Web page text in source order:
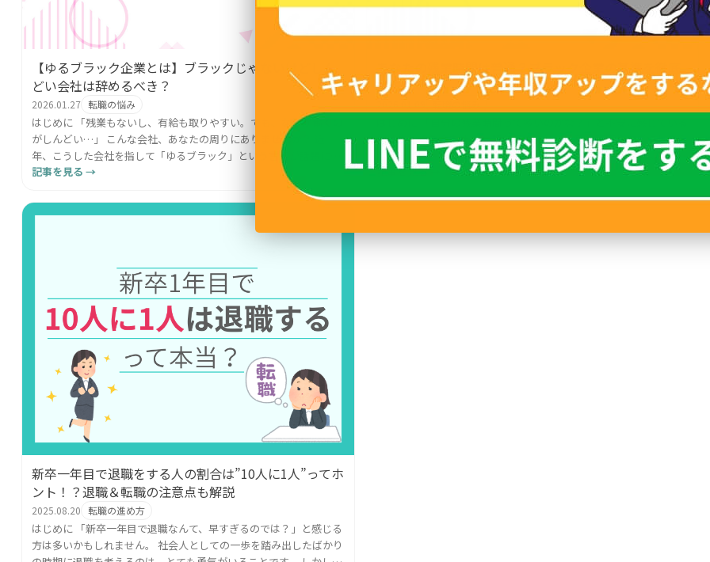
【ゆるブラック企業とは】ブラックじゃないけどしん
どい会社は辞めるべき？
2026.01.27 転職の悩み
はじめに 「残業もないし、有給も取りやすい。でも、なぜか働くの
がしんどい…」 こんな会社、あなたの周りにありませんか？ 近
年、こうした会社を指して「ゆるブラック」という言葉が話題にな
っています。 ゆるブラック企業とは、一般的なブラック企...
記事を見る →
あなたの残業時間は普通？ブラック企業の基準を徹底
解説
人は少なくありません。 特に日本では、仕事を頑張りすぎてしまう
若手ほど「残業が多いのは自分が仕事をこなせないからでは？」と
自分を責めがちです。 しかし、これは大きな誤解です。...
記事を見る →
新卒一年目で退職をする人の割合は”10人に1人”ってホ
ント！？退職＆転職の注意点も解説
2025.08.20 転職の進め方
はじめに 「新卒一年目で退職なんて、早すぎるのでは？」と感じる
方は多いかもしれません。 社会人としての一歩を踏み出したばかり